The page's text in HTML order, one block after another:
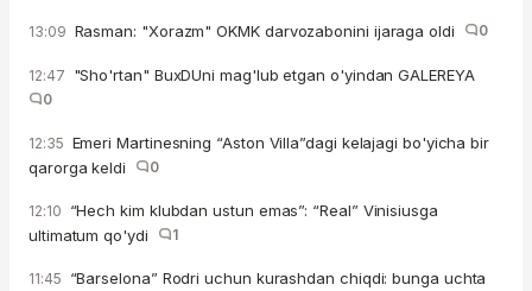
13:09 Rasman: "Xorazm" OKMK darvozabonini ijaraga oldi 0
12:47 "Sho'rtan" BuxDUni mag'lub etgan o'yindan GALEREYA
0
12:35 Emeri Martinesning “Aston Villa”dagi kelajagi bo'yicha bir
qarorga keldi
0
12:10 “Hech kim klubdan ustun emas”: “Real” Vinisiusga
ultimatum qo'ydi
1
11:45 “Barselona” Rodri uchun kurashdan chiqdi: bunga uchta